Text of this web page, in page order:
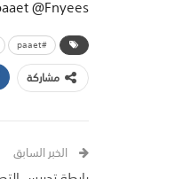
#paaet
مشاركة
الخبر السابق